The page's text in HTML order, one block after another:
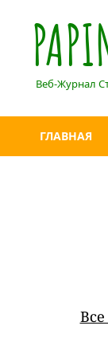
Веб-Журнал
ГЛАВНАЯ